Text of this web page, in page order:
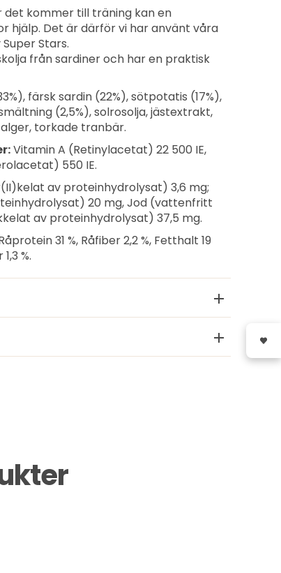
det kommer till träning kan en
hjälp. Det är därför vi har använt våra
Stars.
från sardiner och har en praktisk
färsk sardin (22%), sötpotatis (17%),
(2,5%), solrosolja, jästextrakt,
torkade tranbär.
Vitamin A (Retinylacetat) 22 500 IE,
550 IE.
av proteinhydrolysat) 3,6 mg;
20 mg, Jod (vattenfritt
av proteinhydrolysat) 37,5 mg.
31 %, Råfiber 2,2 %, Fetthalt 19
%.